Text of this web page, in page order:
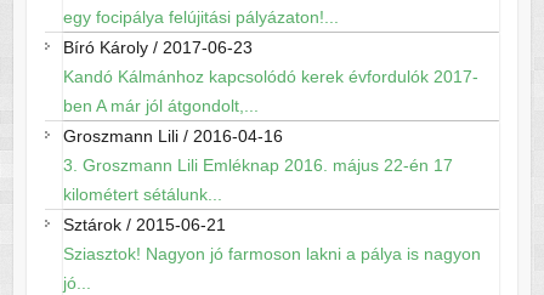
egy focipálya felújitási pályázaton!...
Bíró Károly/ 2017-06-23
Kandó Kálmánhoz kapcsolódó kerek évfordulók 2017-
ben A már jól átgondolt,...
Groszmann Lili/ 2016-04-16
3. Groszmann Lili Emléknap 2016. május 22-én 17
kilométert sétálunk...
Sztárok/ 2015-06-21
Sziasztok! Nagyon jó farmoson lakni a pálya is nagyon
jó...